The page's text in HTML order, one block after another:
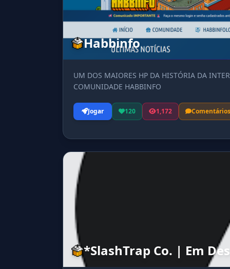
Habbinfo
UM DOS MAIORES HP DA HISTÓRIA DA
COMUNIDADE HABBINFO
Jogar 120 1,172 Comentários
*SlashTrap Co. | Em